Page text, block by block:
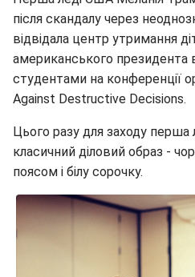
після скандалу через
відвідала центр утримання
американського президента
студентами на конференції
Against Destructive Decisions.
Цього разу для заходу перша
класичний діловий образ -
поясом і білу сорочку.